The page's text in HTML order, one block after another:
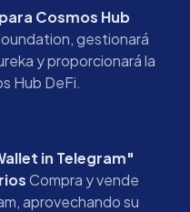
Cosmos Hub
gestionará
y proporcionará la
Hub DeFi.
in Telegram"
Compra y vende
aprovechando su